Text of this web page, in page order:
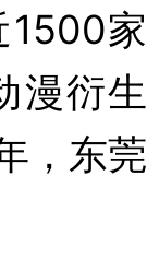
家
漫衍生
，东莞